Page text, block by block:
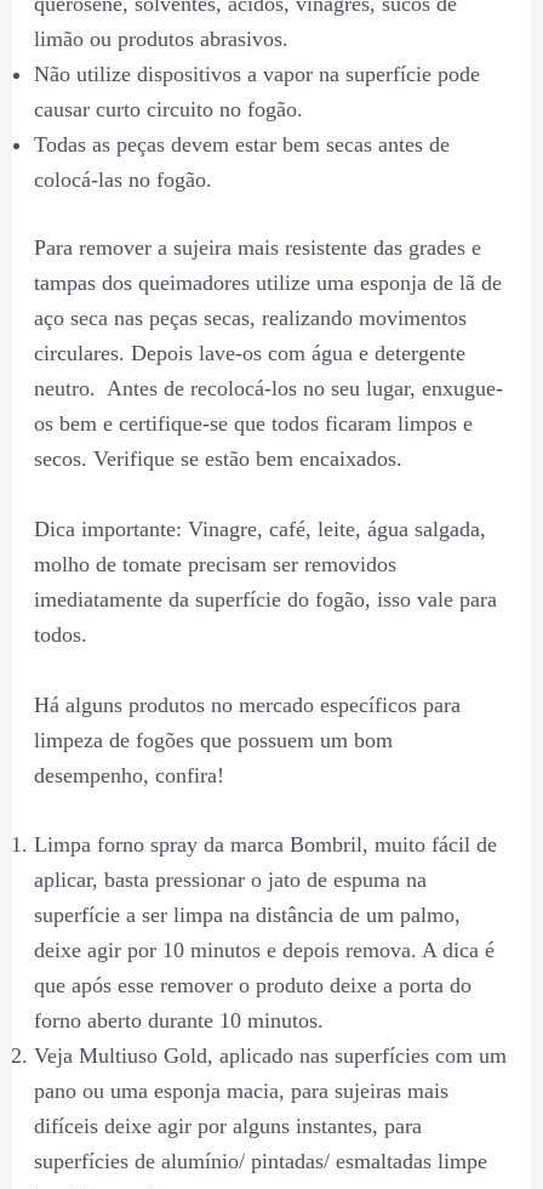
limão ou produtos abrasivos.
Não utilize dispositivos a vapor na superfície pode
causar curto circuito no fogão.
Todas as peças devem estar bem secas antes de
colocá-las no fogão.
Para remover a sujeira mais resistente das grades e
tampas dos queimadores utilize uma esponja de lã de
aço seca nas peças secas, realizando movimentos
circulares. Depois lave-os com água e detergente
neutro. Antes de recolocá-los no seu lugar, enxugue-
os bem e certifique-se que todos ficaram limpos e
secos. Verifique se estão bem encaixados.
Dica importante: Vinagre, café, leite, água salgada,
molho de tomate precisam ser removidos
imediatamente da superfície do fogão, isso vale para
todos.
Há alguns produtos no mercado específicos para
limpeza de fogões que possuem um bom
desempenho, confira!
Limpa forno spray da marca Bombril, muito fácil de
aplicar, basta pressionar o jato de espuma na
superfície a ser limpa na distância de um palmo,
deixe agir por 10 minutos e depois remova. A dica é
que após esse remover o produto deixe a porta do
forno aberto durante 10 minutos.
Veja Multiuso Gold, aplicado nas superfícies com um
pano ou uma esponja macia, para sujeiras mais
difíceis deixe agir por alguns instantes, para
superfícies de alumínio/ pintadas/ esmaltadas limpe